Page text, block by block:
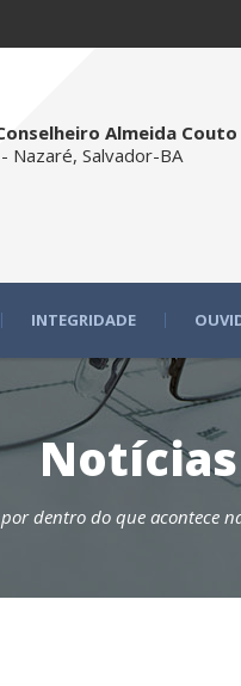
Almeida Couto
Nazaré, Salvador-BA
INTEGRIDADE
Notícias
dentro do que acontece